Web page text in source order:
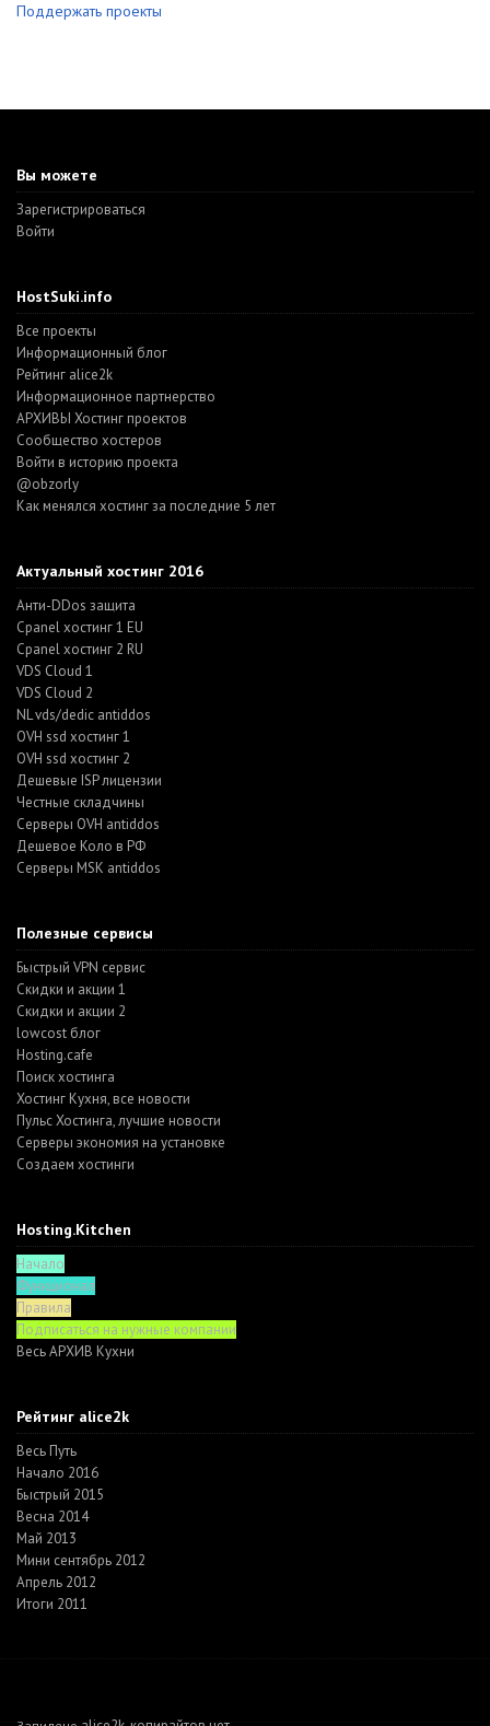
Поддержать проекты
Вы можете
Зарегистрироваться
Войти
HostSuki.info
Все проекты
Информационный блог
Рейтинг alice2k
Информационное партнерство
АРХИВЫ Хостинг проектов
Cообщество хостеров
Войти в историю проекта
@obzorly
Как менялся хостинг за последние 5 лет
Актуальный хостинг 2016
Анти-DDos защита
Cpanel хостинг 1 EU
Cpanel хостинг 2 RU
VDS Cloud 1
VDS Cloud 2
NL vds/dedic antiddos
OVH ssd хостинг 1
OVH ssd хостинг 2
Дешевые ISP лицензии
Честные складчины
Серверы OVH antiddos
Дешевое Коло в РФ
Серверы MSK antiddos
Полезные сервисы
Быстрый VPN сервис
Скидки и акции 1
Скидки и акции 2
lowcost блог
Hosting.cafe
Поиск хостинга
Хостинг Кухня, все новости
Пульс Хостинга, лучшие новости
Серверы экономия на установке
Создаем хостинги
Hosting.Kitchen
Начало
Функционал
Правила
Подписаться на нужные компании
Весь АРХИВ Кухни
Рейтинг alice2k
Весь Путь
Начало 2016
Быстрый 2015
Весна 2014
Май 2013
Мини сентябрь 2012
Апрель 2012
Итоги 2011